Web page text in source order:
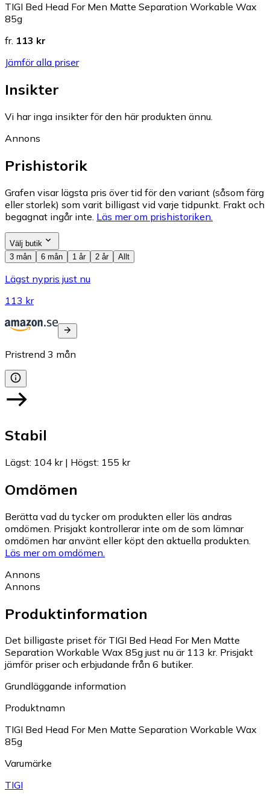
TIGI Bed Head For Men Matte Separation Workable Wax
85g
fr. 113 kr
Jämför alla priser
Insikter
Vi har inga insikter för den här produkten ännu.
Annons
Prishistorik
Grafen visar lägsta pris över tid för den variant (såsom färg
eller storlek) som varit billigast vid varje tidpunkt. Frakt och
begagnat ingår inte. Läs mer om prishistoriken.
Välj butik
3 mån
6 mån 1 år 2 år Allt
Lägst nypris just nu
113 kr
Pristrend 3 mån
Stabil
Lägst: 104 kr| Högst: 155 kr
Omdömen
Berätta vad du tycker om produkten eller läs andras
omdömen. Prisjakt kontrollerar inte om de som lämnar
omdömen har använt eller köpt den aktuella produkten.
Läs mer om omdömen.
Annons
Annons
Produktinformation
Det billigaste priset för TIGI Bed Head For Men Matte
Separation Workable Wax 85g just nu är 113 kr. Prisjakt
jämför priser och erbjudande från 6 butiker.
Grundläggande information
Produktnamn
TIGI Bed Head For Men Matte Separation Workable Wax
85g
Varumärke
TIGI